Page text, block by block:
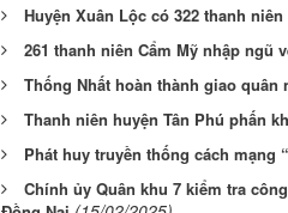
Huyện Xuân Lộc có 322 thanh
261 thanh niên Cẩm Mỹ nhập ngũ
Thống Nhất hoàn thành giao quân
Thanh niên huyện Tân Phú phấn
Phát huy truyền thống cách mạng
Chính ủy Quân khu 7 kiểm tra